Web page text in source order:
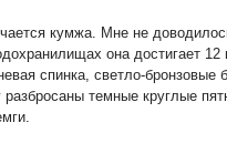
кумжа. Мне не
она достигает
спинка, светло-
темные круглые